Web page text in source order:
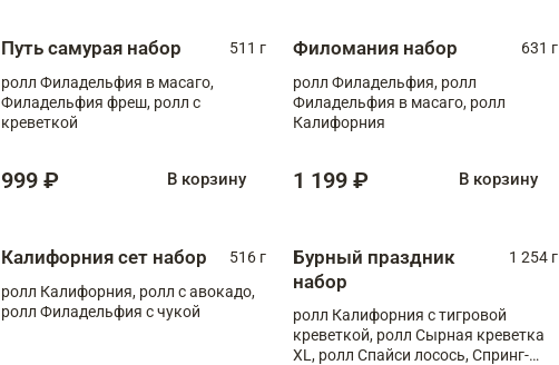
Путь самурая набор
511 г
ролл Филадельфия в масаго,
Филадельфия фреш, ролл с
креветкой
999 ₽ В корзину
Филомания набор
631 г
ролл Филадельфия, ролл
Филадельфия в масаго, ролл
Калифорния
1 199 ₽ В корзину
Калифорния сет набор
516 г
ролл Калифорния, ролл с авокадо,
ролл Филадельфия с чукой
Бурный праздник
набор
1 254 г
ролл Калифорния с тигровой
креветкой, ролл Сырная креветка
XL, ролл Спайси лосось, Спринг-